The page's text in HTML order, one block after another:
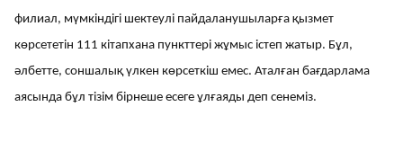
филиал, мүмкіндігі шектеулі пайдаланушыларға қызмет
көрсететін 111 кітапхана пункттері жұмыс істеп жатыр. Бұл,
әлбетте, соншалық үлкен көрсеткіш емес. Аталған бағдарлама
аясында бұл тізім бірнеше есеге ұлғаяды деп сенеміз.